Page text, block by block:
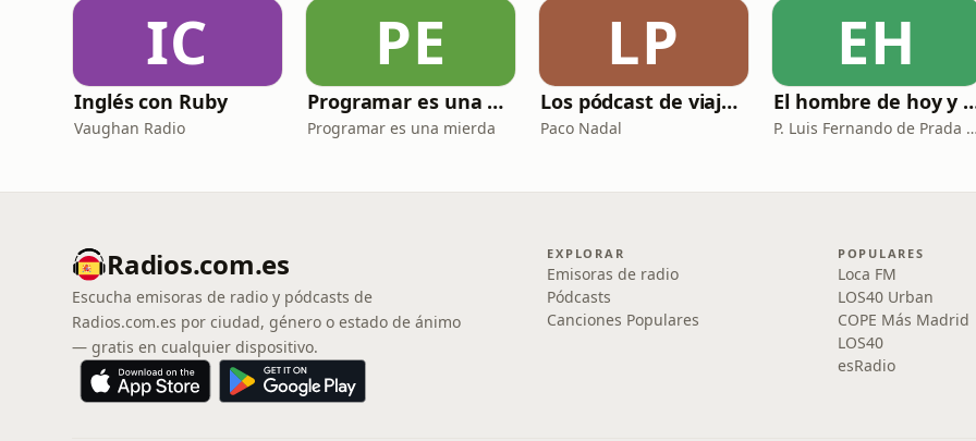
IC
Inglés con Ruby
Vaughan Radio
PE
Programar es una mierda
Programar es una mierda
LP
Los pódcast de viajes de Paco Nadal
Paco Nadal
EH
El hombre
P. Luis Fernando de
Radios.com.es
Escucha emisoras de radio y pódcasts de
Radios.com.es por ciudad, género o estado de ánimo
— gratis en cualquier dispositivo.
EXPLORAR
Emisoras de radio
Pódcasts
Canciones Populares
POPULARES
Loca FM
LOS40 Urban
COPE Más Madrid
LOS40
esRadio